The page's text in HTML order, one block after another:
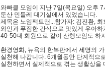
와빠클 모임이 지난 7일(목요일) 오후 7
둔산 민들레 대기실에서 있었습니다.
제목은 노임팩트맨...참가자: 김진환,
와인과 푸짐한 간식으로 맛있게 우아하
40-50대 회원으로 같이 산행모임도 하
환경영화, 뉴욕의 한복판에서 세명의
실천해 나갑니다. 6개월동안 단계적으
실천하면서 실제적으로 겪는 생활상을